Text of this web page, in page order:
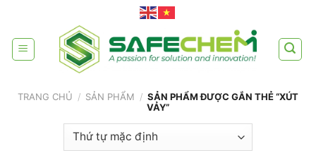
content
TRANG CHỦ / SẢN PHẨM / SẢN PHẨM ĐƯỢC GẮN THẺ “XÚT
VẢY”